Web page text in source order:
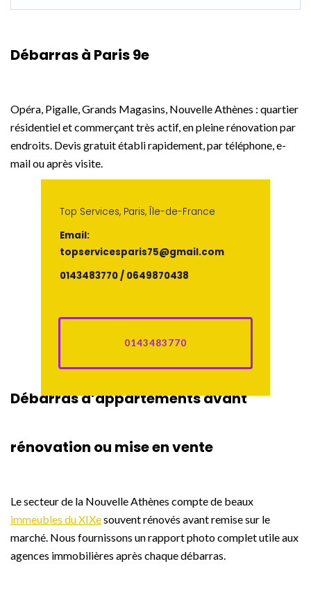
Débarras à Paris 9e
Opéra, Pigalle, Grands Magasins, Nouvelle Athènes : quartier
résidentiel et commerçant très actif, en pleine rénovation par
endroits. Devis gratuit établi rapidement, par téléphone, e-
mail ou après visite.
Top Services, Paris, Île-de-France
Email:
topservicesparis75@gmail.com
0143483770 / 0649870438
0143483770
Débarras d’appartements avant
rénovation ou mise en vente
Le secteur de la Nouvelle Athènes compte de beaux
immeubles du XIXesouvent rénovés avant remise sur le
marché. Nous fournissons un rapport photo complet utile aux
agences immobilières après chaque débarras.